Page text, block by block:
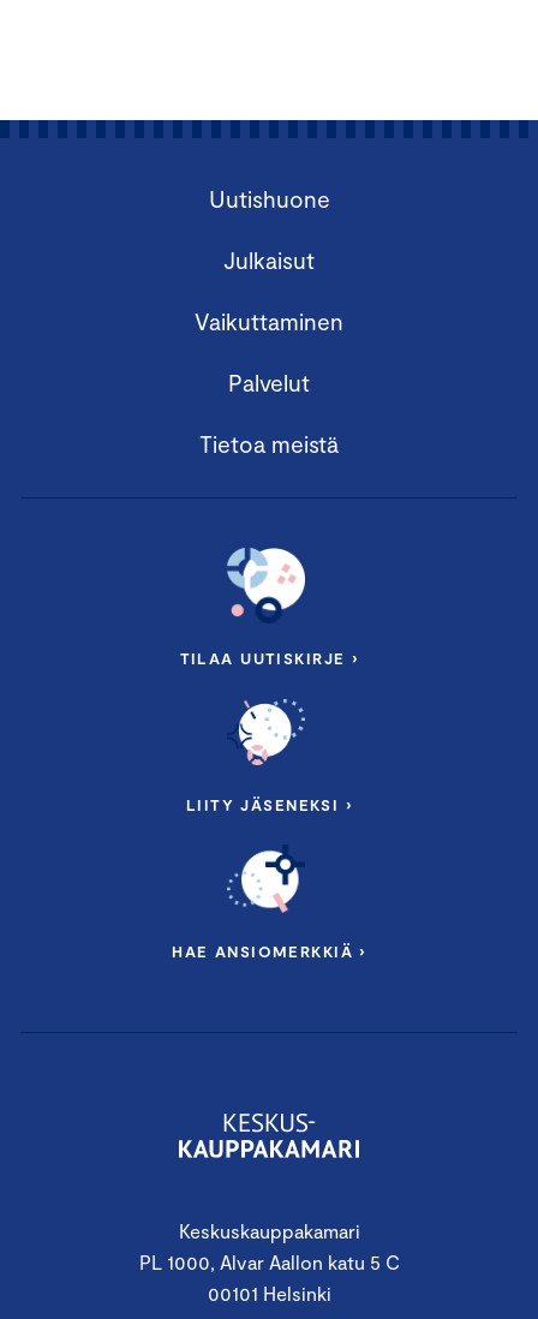
Keskuskauppakamari
PL 1000, Alvar Aallon katu 5 C
00101 Helsinki
Uutishuone
Julkaisut
Vaikuttaminen
Palvelut
Tietoa meistä
TILAA UUTISKIRJE ›
LIITY JÄSENEKSI ›
HAE ANSIOMERKKIÄ ›